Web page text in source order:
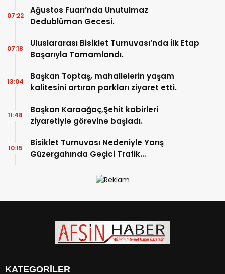
Ağustos Fuarı’nda Unutulmaz
Dedublüman Gecesi.
07:22
Uluslararası Bisiklet Turnuvası’nda İlk Etap
Başarıyla Tamamlandı.
07:18
Başkan Toptaş, mahallelerin yaşam
kalitesini artıran parkları ziyaret etti.
13:04
Başkan Karaağaç,Şehit kabirleri
ziyaretiyle görevine başladı.
11:48
Bisiklet Turnuvası Nedeniyle Yarış
Güzergahında Geçici Trafik
10:15
KATEGORİLER